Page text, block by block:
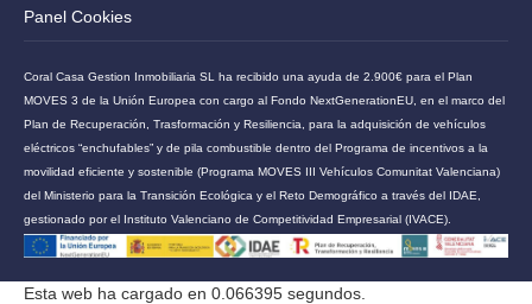
Panel Cookies
Coral Casa Gestion Inmobiliaria SL ha recibido una ayuda de 2.900€ para el Plan
MOVES 3 de la Unión Europea con cargo al Fondo NextGenerationEU, en el marco del
Plan de Recuperación, Trasformación y Resiliencia, para la adquisición de vehículos
eléctricos “enchufables” y de pila combustible dentro del Programa de incentivos a la
movilidad eficiente y sostenible (Programa MOVES III Vehículos Comunitat Valenciana)
del Ministerio para la Transición Ecológica y el Reto Demográfico a través del IDAE,
gestionado por el Instituto Valenciano de Competitividad Empresarial (IVACE).
Esta web ha cargado en 0.066395 segundos.